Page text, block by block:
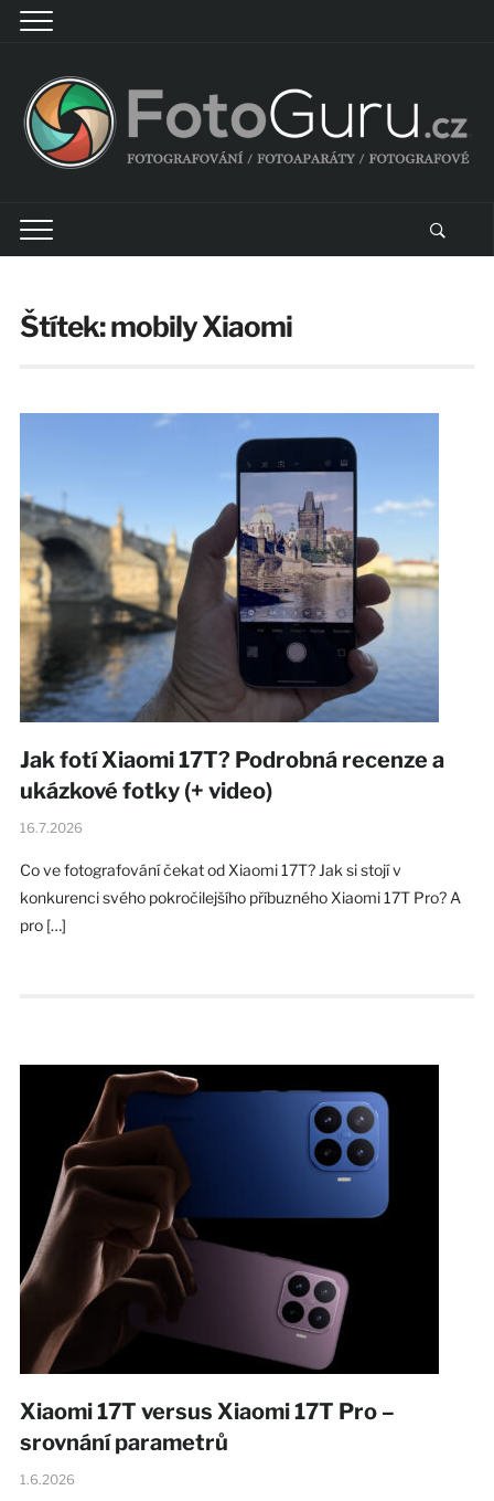
Štítek:mobily Xiaomi
Jak fotí Xiaomi 17T? Podrobná recenze a
ukázkové fotky (+ video)
16.7.2026
Co ve fotografování čekat od Xiaomi 17T? Jak si stojí v
konkurenci svého pokročilejšího příbuzného Xiaomi 17T Pro? A
pro […]
Xiaomi 17T versus Xiaomi 17T Pro –
srovnání parametrů
1.6.2026